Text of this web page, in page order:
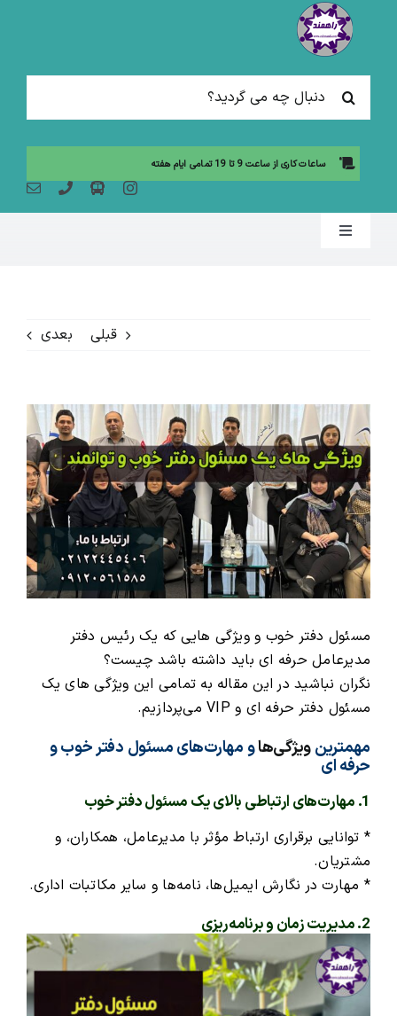
جستجو
برای:
ساعات کاری از ساعت 9 تا 19 تمامی ایام هفته
Toggle
مقالات آموزشی
محصولات و بسته های آموزشیVIP
درباره ما و تماس با ما
قبلی بعدی
View
Larger
Image
مسئول دفتر خوب و ویژگی هایی که یک رئیس دفتر
مدیرعامل حرفه ‌ای باید داشته باشد چیست؟
نگران نباشید در این مقاله به تمامی این ویژگی های یک
مسئول دفتر حرفه ای و VIP می‌پردازیم.
مهمترینویژگی‌هاو مهارت‌های مسئول دفتر خوب و
حرفه ای
1. مهارت‌های ارتباطی بالای یک مسئول دفتر خوب
* توانایی برقراری ارتباط مؤثر با مدیرعامل، همکاران، و
مشتریان.
* مهارت در نگارش ایمیل‌ها، نامه‌ها و سایر مکاتبات اداری.
2. مدیریت زمان و برنامه‌ریزی